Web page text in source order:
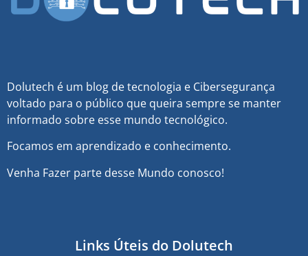
Dolutech é um blog de tecnologia e Cibersegurança
voltado para o público que queira sempre se manter
informado sobre esse mundo tecnológico.
Focamos em aprendizado e conhecimento.
Venha Fazer parte desse Mundo conosco!
Links Úteis do Dolutech